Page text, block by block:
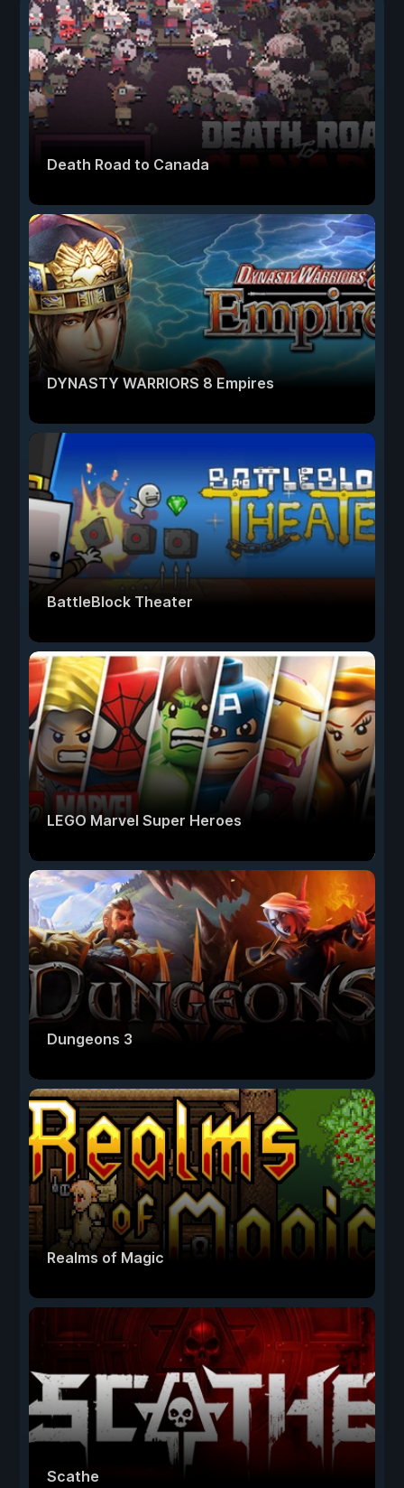
Death Road to Canada
DYNASTY WARRIORS 8 Empires
BattleBlock Theater
LEGO Marvel Super Heroes
Dungeons 3
Realms of Magic
Scathe